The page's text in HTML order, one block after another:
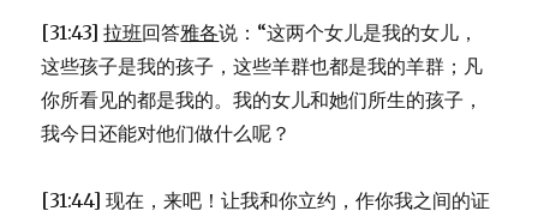
[31:43]拉班回答雅各说：“这两个女儿是我的女儿，
这些孩子是我的孩子，这些羊群也都是我的羊群；凡
你所看见的都是我的。我的女儿和她们所生的孩子，
我今日还能对他们做什么呢？
[31:44] 现在，来吧！让我和你立约，作你我之间的证